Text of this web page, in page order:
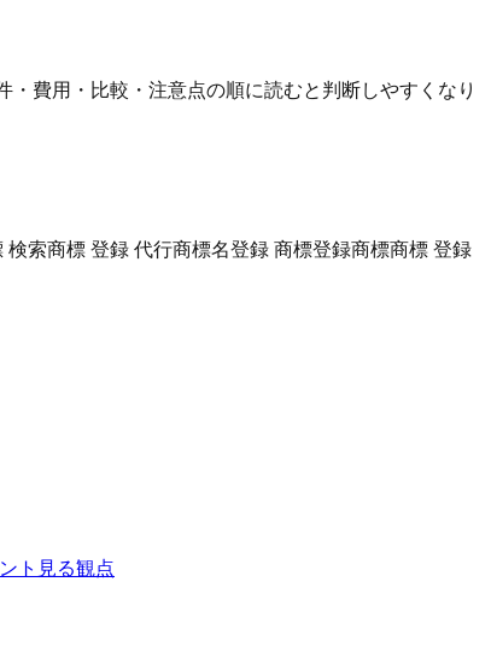
費用・比較・注意点の順に読むと判断しやすくなり
検索商標 登録 代行商標名登録 商標登録商標商標 登録
ト 見る観点